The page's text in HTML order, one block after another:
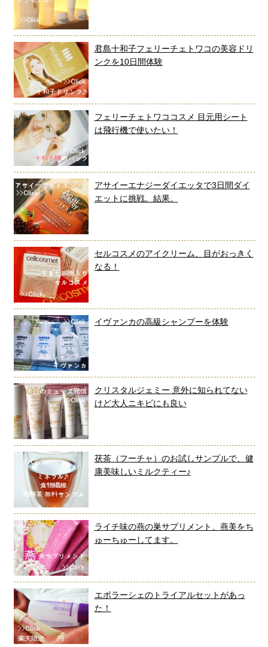
君島十和子フェリーチェトワコの美容ドリ
ンクを10日間体験
フェリーチェトワココスメ 目元用シート
は飛行機で使いたい！
アサイーエナジーダイエッタで3日間ダイ
エットに挑戦。結果。
セルコスメのアイクリーム、目がおっきく
なる！
イヴァンカの高級シャンプーを体験
クリスタルジェミー 意外に知られてない
けど大人ニキビにも良い
茯茶（フーチャ）のお試しサンプルで、健
康美味しいミルクティー♪
ライチ味の燕の巣サプリメント、燕美をち
ゅーちゅーしてます。
エポラーシェのトライアルセットがあっ
た！